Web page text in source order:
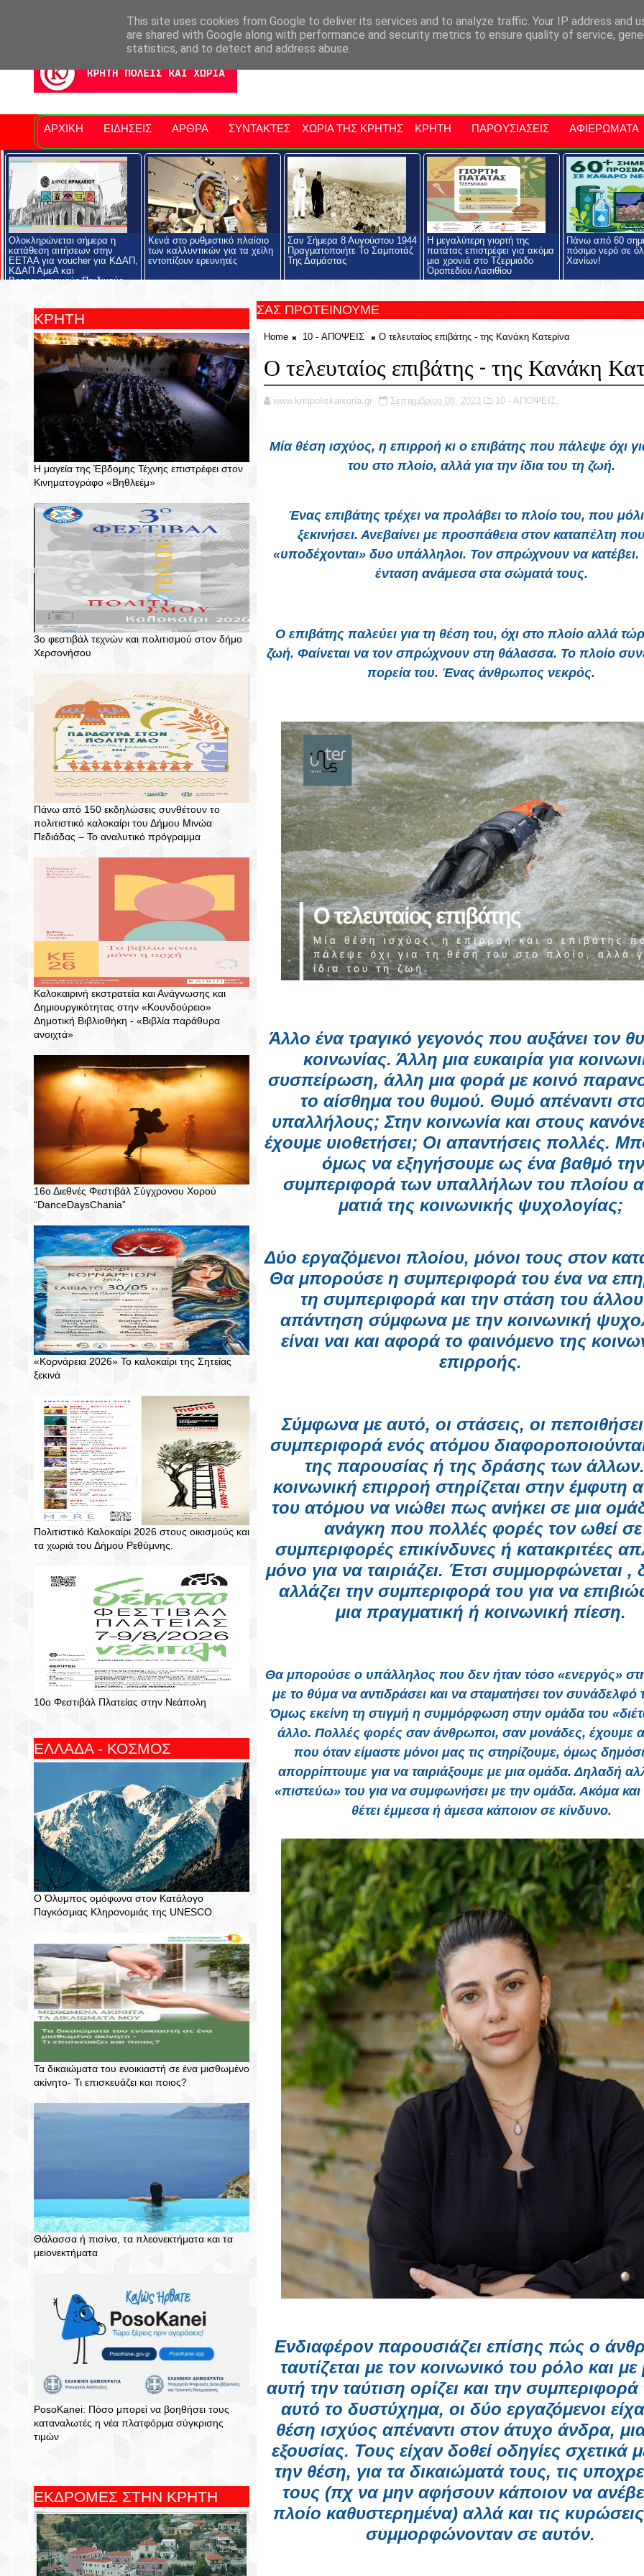
Νομός Λασιθίου Αγαπάμε Ρέθυμνο Επαρχία Μαλεβιζίου Εκδηλώσεις Στην Κρήτη Kriti Traveller
ΑΡΧΙΚΗ ΕΙΔΗΣΕΙΣ ΑΡΘΡΑ ΣΥΝΤΑΚΤΕΣ ΧΩΡΙΑ ΤΗΣ ΚΡΗΤΗΣ ΚΡΗΤΗ ΠΑΡΟΥΣΙΑΣΕΙΣ ΑΦΙΕΡΩΜΑΤΑ
Ολοκληρώνεται σήμερα η
κατάθεση αιτήσεων στην
ΕΕΤΑΑ για voucher για ΚΔΑΠ,
ΚΔΑΠ ΑμεΑ και
Βρεφονηπιακούς-Παιδικούς
Κενά στο ρυθμιστικό πλαίσιο
των καλλυντικών για τα χείλη
εντοπίζουν ερευνητές
Σαν Σήμερα 8 Αυγούστου 1944
Πραγματοποιήτε Το Σαμποτάζ
Της Δαμάστας
Η μεγαλύτερη γιορτή της
πατάτας επιστρέφει για ακόμα
μια χρονιά στο Τζερμιάδο
Οροπεδίου Λασιθίου
Πάνω από 60
πόσιμο νερό σε
Χανίων!
ΚΡΗΤΗ
Η μαγεία της Έβδομης Τέχνης επιστρέφει στον
Κινηματογράφο «Βηθλεέμ»
3ο φεστιβάλ τεχνών και πολιτισμού στον δήμο
Χερσονήσου
Πάνω από 150 εκδηλώσεις συνθέτουν το
πολιτιστικό καλοκαίρι του Δήμου Μινώα
Πεδιάδας – To αναλυτικό πρόγραμμα
Καλοκαιρινή εκστρατεία και Ανάγνωσης και
Δημιουργικότητας στην «Κουνδούρειο»
Δημοτική Βιβλιοθήκη - «Βιβλία παράθυρα
ανοιχτά»
16ο Διεθνές Φεστιβάλ Σύγχρονου Χορού
“DanceDaysChania”
«Κορνάρεια 2026» Το καλοκαίρι της Σητείας
ξεκινά
Πολιτιστικό Καλοκαίρι 2026 στους οικισμούς και
τα χωριά του Δήμου Ρεθύμνης.
10ο Φεστιβάλ Πλατείας στην Νεάπολη
ΕΛΛΑΔΑ - ΚΟΣΜΟΣ
Ο Όλυμπος ομόφωνα στον Κατάλογο
Παγκόσμιας Κληρονομιάς της UNESCO
Τα δικαιώματα του ενοικιαστή σε ένα μισθωμένο
ακίνητο- Τι επισκευάζει και ποιος?
Θάλασσα ή πισίνα, τα πλεονεκτήματα και τα
μειονεκτήματα
PosoKanei: Πόσο μπορεί να βοηθήσει τους
καταναλωτές η νέα πλατφόρμα σύγκρισης
τιμών
ΕΚΔΡΟΜΕΣ ΣΤΗΝ ΚΡΗΤΗ
ΣΑΣ ΠΡΟΤΕΙΝΟΥΜΕ
Home 10 - ΑΠΟΨΕΙΣ Ο τελευταίος επιβάτης - της Κανάκη Κατερίνα
Ο τελευταίος επιβάτης - της Κανάκη
www.kritipoliskaixoria.gr Σεπτεμβρίου 08, 2023 10 - ΑΠΟΨΕΙΣ,
Μία θέση ισχύος, η επιρροή κι ο επιβάτης που πάλεψε όχι
του στο πλοίο, αλλά για την ίδια του τη ζωή.
Ένας επιβάτης τρέχει να προλάβει το πλοίο του, που
ξεκινήσει. Ανεβαίνει με προσπάθεια στον καταπέλτη
«υποδέχονται» δυο υπάλληλοι. Τον σπρώχνουν να κατέβει.
ένταση ανάμεσα στα σώματά τους.
Ο επιβάτης παλεύει για τη θέση του, όχι στο πλοίο αλλά
ζωή. Φαίνεται να τον σπρώχνουν στη θάλασσα. Το πλοίο
πορεία του. Ένας άνθρωπος νεκρός.
Άλλο ένα τραγικό γεγονός που αυξάνει τον
κοινωνίας. Άλλη μια ευκαιρία για
συσπείρωση, άλλη μια φορά με κοινό
το αίσθημα του θυμού. Θυμό απέναντι
υπαλλήλους; Στην κοινωνία και στους
έχουμε υιοθετήσει; Οι απαντήσεις πολλές.
όμως να εξηγήσουμε ως ένα βαθμό την
συμπεριφορά των υπαλλήλων του πλοίου
ματιά της κοινωνικής ψυχολογίας;
Δύο εργαζόμενοι πλοίου, μόνοι τους στον
Θα μπορούσε η συμπεριφορά του ένα να
τη συμπεριφορά και την στάση του
απάντηση σύμφωνα με την κοινωνική
είναι ναι και αφορά το φαινόμενο της
επιρροής.
Σύμφωνα με αυτό, οι στάσεις, οι
συμπεριφορά ενός ατόμου
της παρουσίας ή της δράσης των
κοινωνική επιρροή στηρίζεται στην έμφυτη
του ατόμου να νιώθει πως ανήκει σε μια
ανάγκη που πολλές φορές τον ωθεί σε
συμπεριφορές επικίνδυνες ή κατακριτέες
μόνο για να ταιριάζει. Έτσι συμμορφώνεται ,
αλλάζει την συμπεριφορά του για να
μια πραγματική ή κοινωνική πίεση.
Θα μπορούσε ο υπάλληλος που δεν ήταν τόσο «ενεργός»
με το θύμα να αντιδράσει και να σταματήσει τον συνάδελφό
Όμως εκείνη τη στιγμή η συμμόρφωση στην ομάδα του
άλλο. Πολλές φορές σαν άνθρωποι, σαν μονάδες, έχουμε
που όταν είμαστε μόνοι μας τις στηρίζουμε, όμως
απορρίπτουμε για να ταιριάξουμε με μια ομάδα. Δηλαδή
«πιστεύω» του για να συμφωνήσει με την ομάδα. Ακόμα και
θέτει έμμεσα ή άμεσα κάποιον σε κίνδυνο.
Ενδιαφέρον παρουσιάζει επίσης πώς ο
ταυτίζεται με τον κοινωνικό του ρόλο και
αυτή την ταύτιση ορίζει και την συμπεριφορά
αυτό το δυστύχημα, οι δύο εργαζόμενοι
θέση ισχύος απέναντι στον άτυχο άνδρα,
εξουσίας. Τους είχαν δοθεί οδηγίες σχετικά
την θέση, για τα δικαιώματά τους, τις
τους (πχ να μην αφήσουν κάποιον να
πλοίο καθυστερημένα) αλλά και τις
συμμορφώνονταν σε αυτόν.
This site uses cookies from Google to deliver its services and to analyze traffic. Your IP address and
are shared with Google along with performance and security metrics to ensure quality of service,
statistics, and to detect and address abuse.